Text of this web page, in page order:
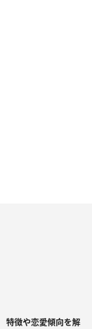
特徴や恋愛傾向を解